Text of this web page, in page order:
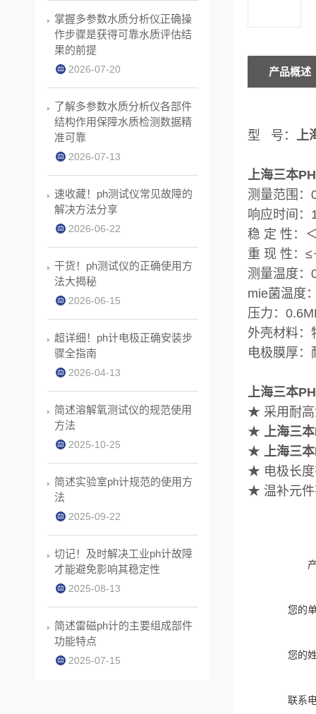
产品概述
型 号： 上
上海三本
测量范围：
响应时间：
稳 定 性：
重 现 性：
测量温度
mie菌温度
压力：
外壳材料
电极膜厚：
上海三本
★ 采用耐高
★ 上海三
★ 上海三
★ 电极长度
★ 温补元件
您的
您的
联系
掌握多参数水质分析仪正确操
作步骤是获得可靠水质评估结
果的前提
2026-07-20
了解多参数水质分析仪各部件
结构作用保障水质检测数据精
准可靠
2026-07-13
速收藏！ph测试仪常见故障的
解决方法分享
2026-06-22
干货！ph测试仪的正确使用方
法大揭秘
2026-06-15
超详细！ph计电极正确安装步
骤全指南
2026-04-13
简述溶解氧测试仪的规范使用
方法
2025-10-25
简述实验室ph计规范的使用方
法
2025-09-22
切记！及时解决工业ph计故障
才能避免影响其稳定性
2025-08-13
简述雷磁ph计的主要组成部件
功能特点
2025-07-15